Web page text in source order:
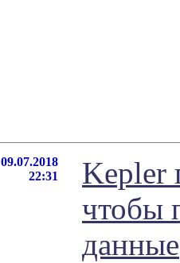
09.07.2018
22:31
Kepler
чтобы
данные